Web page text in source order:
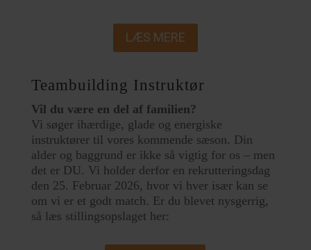
LÆS MERE
Teambuilding Instruktør
Vil du være en del af familien?
Vi søger ihærdige, glade og energiske
instruktører til vores kommende sæson. Din
alder og baggrund er ikke så vigtig for os – men
det er DU. Vi holder derfor en rekrutteringsdag
den 25. Februar 2026, hvor vi hver især kan se
om vi er et godt match. Er du blevet nysgerrig,
så læs stillingsopslaget her: